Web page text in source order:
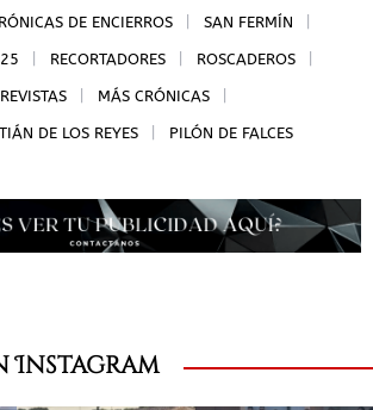
DE ENCIERROS SAN FERMÍN
RECORTADORES ROSCADEROS
MÁS CRÓNICAS
DE LOS REYES PILÓN DE FALCES
Instagram